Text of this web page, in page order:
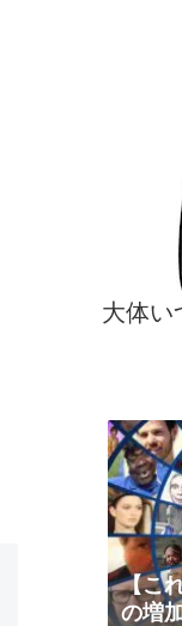
大体い
【こ
の増